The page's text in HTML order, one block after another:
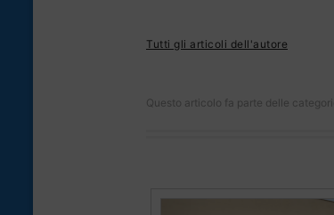
Tutti gli articoli dell'autore
Questo articolo fa parte delle